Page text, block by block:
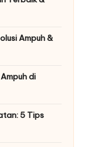
Ampuh &
di
5 Tips